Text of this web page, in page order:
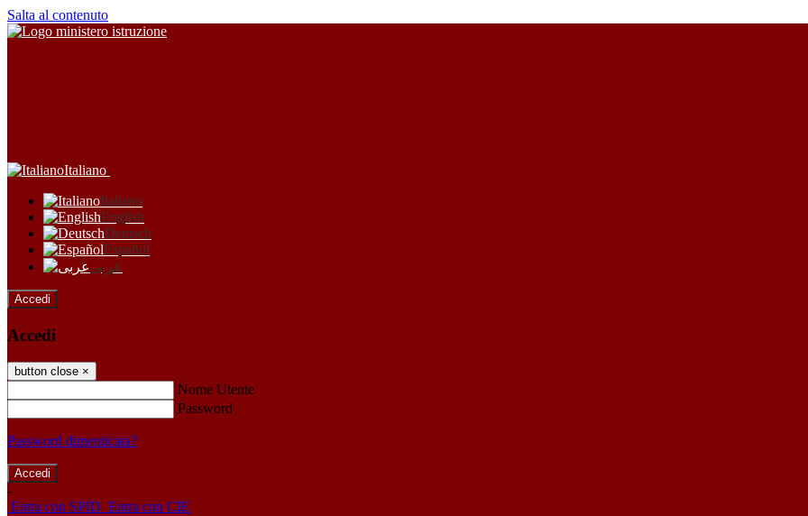
Salta al contenuto
Italiano
Italiano
English
Deutsch
Español
عربى
Accedi
Accedi
button close ×
Nome Utente
Password
Password dimenticata?
-
Entra con SPID Entra con CIE